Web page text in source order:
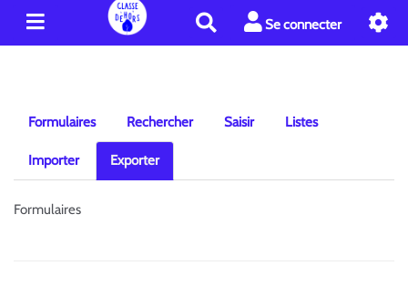
e
r
e
Se connecter
Formulaires Rechercher Saisir Listes
Importer Exporter
Formulaires